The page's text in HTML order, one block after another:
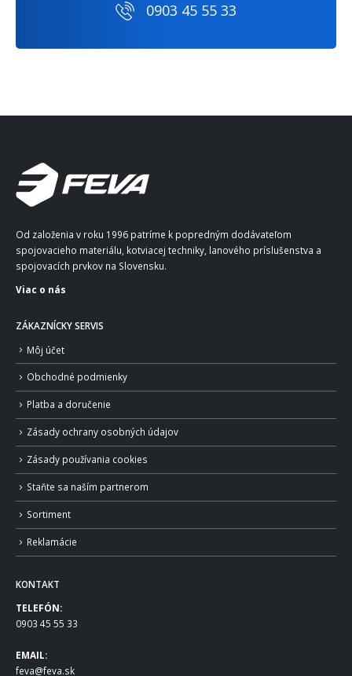
0903 45 55 33
Od založenia v roku 1996 patríme k popredným dodávateľom
spojovacieho materiálu, kotviacej techniky, lanového príslušenstva a
spojovacích prvkov na Slovensku.
Viac o nás
ZÁKAZNÍCKY SERVIS
Môj účet
Obchodné podmienky
Platba a doručenie
Zásady ochrany osobných údajov
Zásady používania cookies
Staňte sa naším partnerom
Sortiment
Reklamácie
KONTAKT
TELEFÓN:
0903 45 55 33
EMAIL:
feva@feva.sk